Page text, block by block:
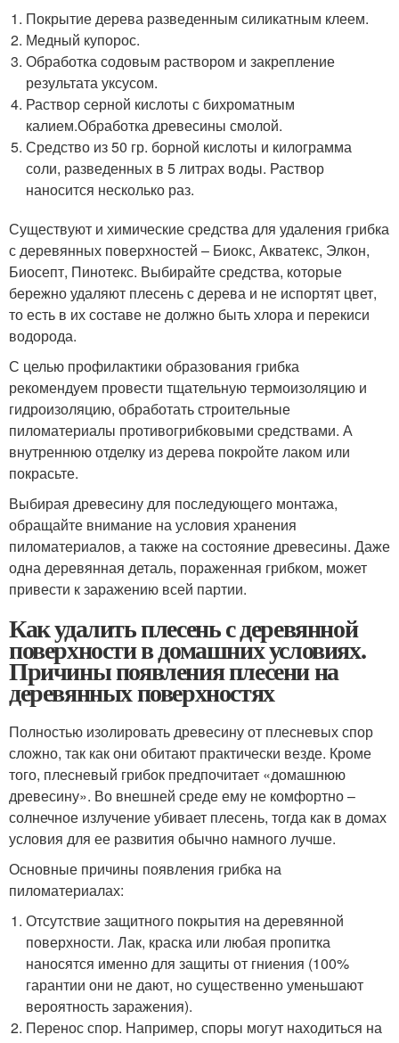
Покрытие дерева разведенным силикатным клеем.
Медный купорос.
Обработка содовым раствором и закрепление
результата уксусом.
Раствор серной кислоты с бихроматным
калием.Обработка древесины смолой.
Средство из 50 гр. борной кислоты и килограмма
соли, разведенных в 5 литрах воды. Раствор
наносится несколько раз.
Существуют и химические средства для удаления грибка
с деревянных поверхностей – Биокс, Акватекс, Элкон,
Биосепт, Пинотекс. Выбирайте средства, которые
бережно удаляют плесень с дерева и не испортят цвет,
то есть в их составе не должно быть хлора и перекиси
водорода.
С целью профилактики образования грибка
рекомендуем провести тщательную термоизоляцию и
гидроизоляцию, обработать строительные
пиломатериалы противогрибковыми средствами. А
внутреннюю отделку из дерева покройте лаком или
покрасьте.
Выбирая древесину для последующего монтажа,
обращайте внимание на условия хранения
пиломатериалов, а также на состояние древесины. Даже
одна деревянная деталь, пораженная грибком, может
привести к заражению всей партии.
Как удалить плесень с деревянной
поверхности в домашних условиях.
Причины появления плесени на
деревянных поверхностях
Полностью изолировать древесину от плесневых спор
сложно, так как они обитают практически везде. Кроме
того, плесневый грибок предпочитает «домашнюю
древесину». Во внешней среде ему не комфортно –
солнечное излучение убивает плесень, тогда как в домах
условия для ее развития обычно намного лучше.
Основные причины появления грибка на
пиломатериалах:
Отсутствие защитного покрытия на деревянной
поверхности. Лак, краска или любая пропитка
наносятся именно для защиты от гниения (100%
гарантии они не дают, но существенно уменьшают
вероятность заражения).
Перенос спор. Например, споры могут находиться на